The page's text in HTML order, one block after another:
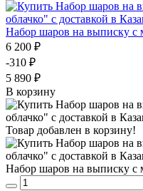
Набор шаров на выписку с
6 200 ₽
-310 ₽
5 890 ₽
В корзину
Товар добавлен в корзину!
Набор шаров на выписку с